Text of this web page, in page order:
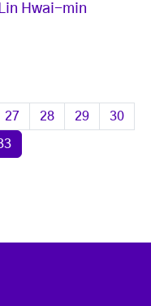
Hwai-min
Seite
27 Seite
28 Seite
29 Seite
30